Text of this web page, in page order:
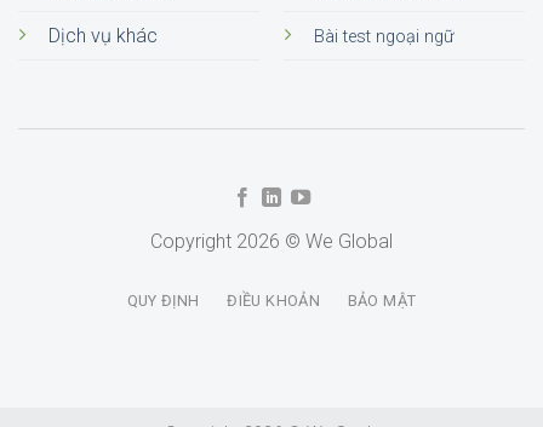
Dịch vụ khác Bài test ngoại ngữ
Copyright 2026 © We Global
QUY ĐỊNH ĐIỀU KHOẢN BẢO MẬT